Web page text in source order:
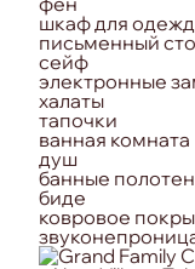
шкаф для
письменный
сейф
электронные
халаты
тапочки
ванная комната
душ
банные
биде
ковровое